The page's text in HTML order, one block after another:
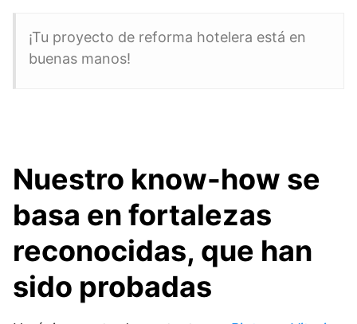
¡Tu proyecto de reforma hotelera está en
buenas manos!
Nuestro know-how se
basa en fortalezas
reconocidas, que han
sido probadas